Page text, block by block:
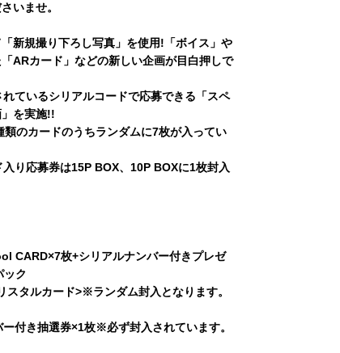
いませ。
新規撮り下ろし写真」を使用!「ボイス」や
「ARカード」などの新しい企画が目白押しで
ているシリアルコードで応募できる「スペ
を実施!!
のカードのうちランダムに7枚が入ってい
り応募券は15P BOX、10P BOXに1枚封入
CARD×7枚+シリアルナンバー付きプレゼ
ック
スタルカード>※ランダム封入となります。
ー付き抽選券×1枚※必ず封入されています。